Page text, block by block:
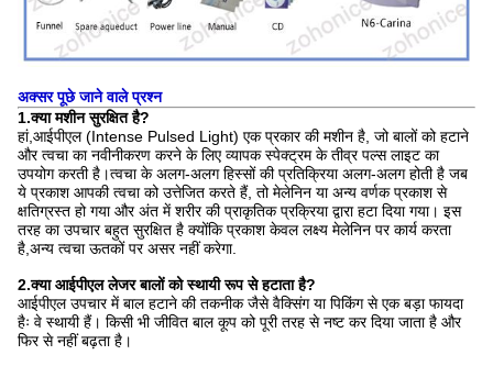
अक्सर पूछे जाने वाले प्रश्न
1.क्या मशीन सुरक्षित है?
हां,आईपीएल (Intense Pulsed Light) एक प्रकार की मशीन है, जो बालों को हटाने
और त्वचा का नवीनीकरण करने के लिए व्यापक स्पेक्ट्रम के तीव्र पल्स लाइट का
उपयोग करती है।त्वचा के अलग-अलग हिस्सों की प्रतिक्रिया अलग-अलग होती है जब
ये प्रकाश आपकी त्वचा को उत्तेजित करते हैं, तो मेलेनिन या अन्य वर्णक प्रकाश से
क्षतिग्रस्त हो गया और अंत में शरीर की प्राकृतिक प्रक्रिया द्वारा हटा दिया गया। इस
तरह का उपचार बहुत सुरक्षित है क्योंकि प्रकाश केवल लक्ष्य मेलेनिन पर कार्य करता
है,अन्य त्वचा ऊतकों पर असर नहीं करेगा.
2.क्या आईपीएल लेजर बालों को स्थायी रूप से हटाता है?
आईपीएल उपचार में बाल हटाने की तकनीक जैसे वैक्सिंग या पिकिंग से एक बड़ा फायदा
हैः वे स्थायी हैं। किसी भी जीवित बाल कूप को पूरी तरह से नष्ट कर दिया जाता है और
फिर से नहीं बढ़ता है।